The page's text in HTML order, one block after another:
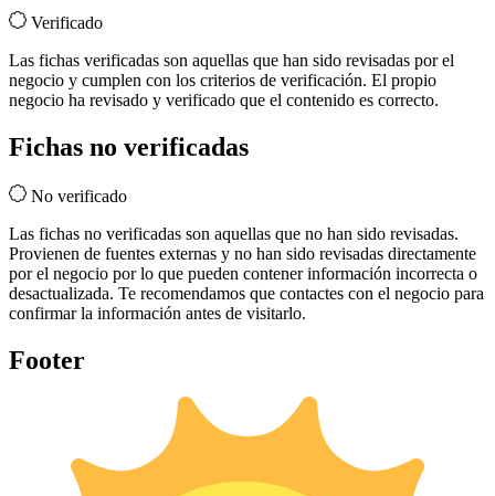
Verificado
Las fichas verificadas son aquellas que han sido revisadas por el
negocio y cumplen con los criterios de verificación. El propio
negocio ha revisado y verificado que el contenido es correcto.
Fichas no verificadas
No verificado
Las fichas no verificadas son aquellas que no han sido revisadas.
Provienen de fuentes externas y no han sido revisadas directamente
por el negocio por lo que pueden contener información incorrecta o
desactualizada. Te recomendamos que contactes con el negocio para
confirmar la información antes de visitarlo.
Footer